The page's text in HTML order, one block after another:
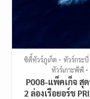
ซิตี้ทัวร์ภูเก็ต ทัวร์กระบี่
ทัวร์เกาะพีพี
P008-แพ็คเก็จ สุ
2 ล่องเรือยอร์ช